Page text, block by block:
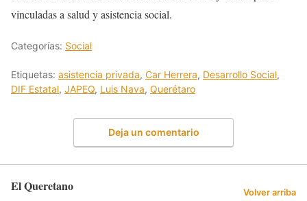
vinculadas a salud y asistencia social.
Categorías: Social
Etiquetas: asistencia privada, Car Herrera, Desarrollo Social,
DIF Estatal, JAPEQ, Luis Nava, Querétaro
Deja un comentario
El Queretano Volver arriba